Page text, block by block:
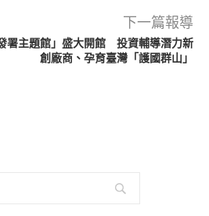
下一篇報導
署主題館」盛大開館 投資輔導潛力新
創廠商、孕育臺灣「護國群山」